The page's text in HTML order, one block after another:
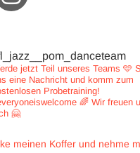
jetzt Teil unseres Teams 🩵
eine Nachricht und komm zum
Probetraining!
🌈 Wir freuen
🤗